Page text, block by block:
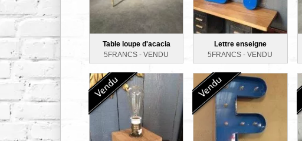
Table loupe d'acacia
5FRANCS -VENDU
Lettre enseigne
5FRANCS -VENDU